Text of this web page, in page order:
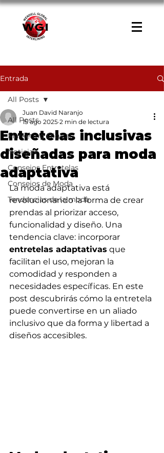
Entrada
All Posts
Marketing Digital
Noticias
Consejos Entretelas
Consejos de Moda
Tendencias de la moda
All Posts
Entretelas inclusivas
diseñadas para moda
adaptativa
Juan David Naranjo
15 ago 2025 2 min de lectura
La moda adaptativa está
revolucionando la forma de crear
prendas al priorizar acceso,
funcionalidad y diseño. Una
tendencia clave: incorporar
entretelas adaptativas que
facilitan el uso, mejoran la
comodidad y responden a
necesidades específicas. En este
post descubrirás cómo la entretela
puede convertirse en un aliado
inclusivo que da forma y libertad a
diseños accesibles.